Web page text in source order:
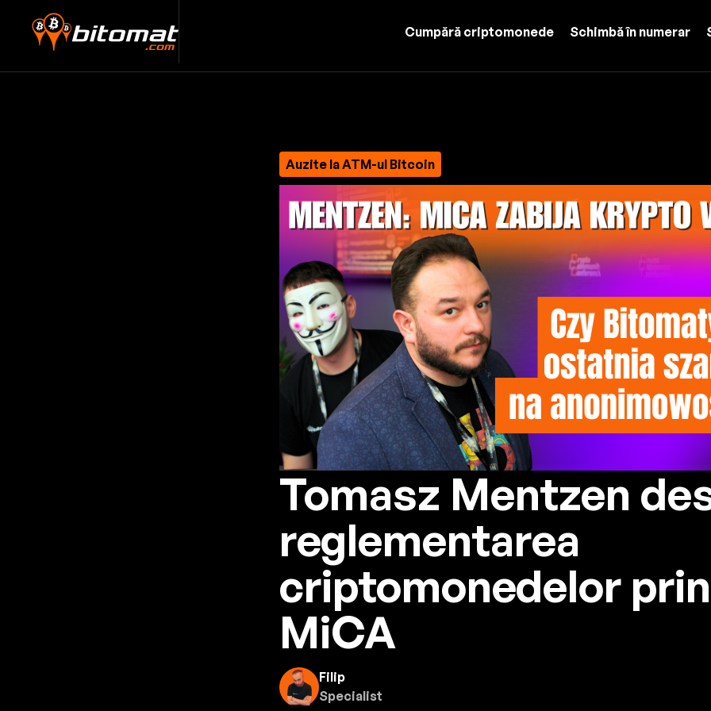
Cumpără criptomonede Schimbă în numerar
Auzite la ATM-ul Bitcoin
Tomasz Mentzen
reglementarea
criptomonedelor prin
MiCA
Filip
Specialist